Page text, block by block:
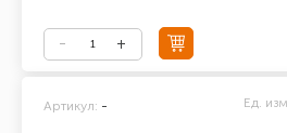
Артикул: - Ед.